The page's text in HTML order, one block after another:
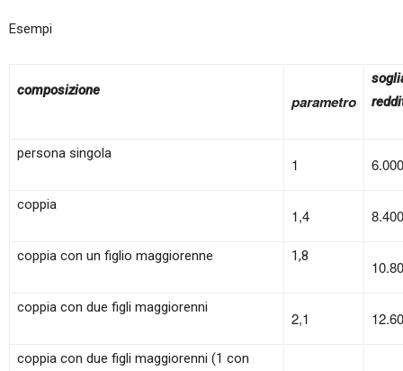
Esempi
composizione
parametro
persona singola
1 6.000
coppia
1,4 8.400
coppia con un figlio maggiorenne 1,8
coppia con due figli maggiorenni
2,1
coppia con due figli maggiorenni (1 con